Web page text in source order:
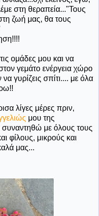
στη θεραπεία..."Τους
ζωή μας, θα τους
ομάδες μου και να
γεμάτο ενέργεια χώρο
γυρίζεις σπίτι.... με όλα
λίγες μέρες πριν,
μου της
συναντηθώ με όλους τους
φίλους, μικρούς και
μας...